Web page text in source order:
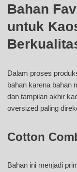
Bahan
untuk
Dalam proses
bahan karena bahan
dan tampilan akhir
oversized paling
Cotton
Bahan ini menjadi